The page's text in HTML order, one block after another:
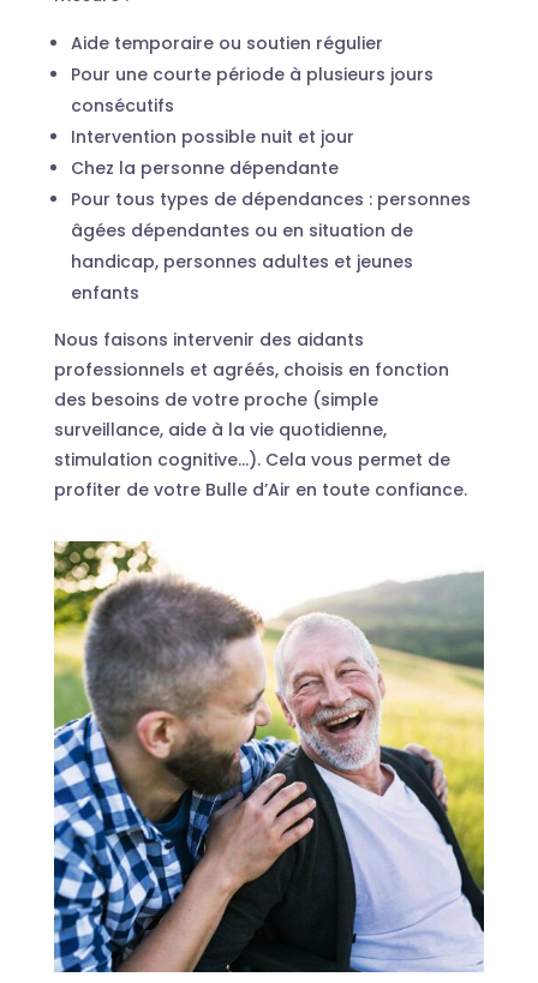
Aide temporaire ou soutien régulier
Pour une courte période à plusieurs jours
consécutifs
Intervention possible nuit et jour
Chez la personne dépendante
Pour tous types de dépendances : personnes
âgées dépendantes ou en situation de
handicap, personnes adultes et jeunes
enfants
Nous faisons intervenir des aidants
professionnels et agréés, choisis en fonction
des besoins de votre proche (simple
surveillance, aide à la vie quotidienne,
stimulation cognitive…). Cela vous permet de
profiter de votre Bulle d’Air en toute confiance.